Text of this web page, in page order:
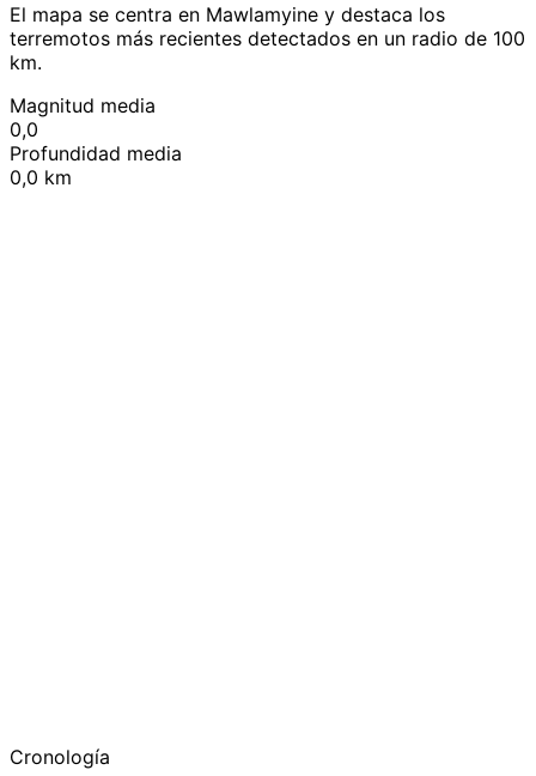
El mapa se centra en Mawlamyine y destaca los
terremotos más recientes detectados en un radio de 100
km.
Magnitud media
0,0
Profundidad media
0,0 km
Cronología